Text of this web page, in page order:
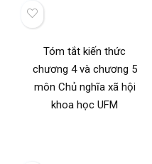
Tóm tắt kiến thức
chương 4 và chương 5
môn Chủ nghĩa xã hội
khoa học UFM